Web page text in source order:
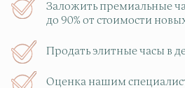
Заложить премиальные
до 90% от стоимости
Продать элитные часы в
Оценка нашим